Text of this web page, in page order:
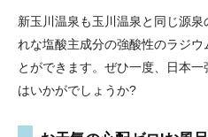
新玉川温泉も玉川温泉と同じ源
れな塩酸主成分の強酸性のラジウ
とができます。ぜひ一度、日本
はいかがでしょうか?